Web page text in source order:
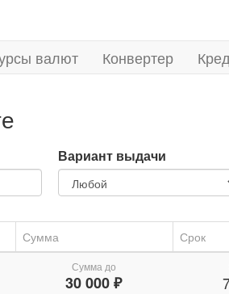
валют Конвертер
Вариант выдачи
Сумма Срок
Сумма до
30 000 ₽